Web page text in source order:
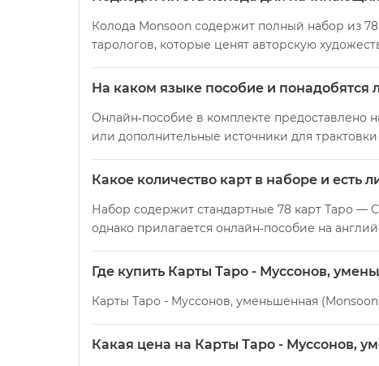
Колода Monsoon содержит полный набор из
тарологов, которые ценят авторскую
На каком языке пособие и
Онлайн‑пособие в комплекте предоставлено
или дополнительные источники для
Какое количество карт в наборе и есть
Набор содержит стандартные 78 карт Таро —
однако прилагается онлайн‑пособие на
Где купить Карты Таро - Муссонов,
Карты Таро - Муссонов, уменьшенная
Какая цена на Карты Таро - Муссонов,